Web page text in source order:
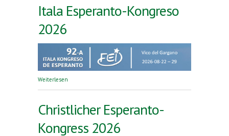
Itala Esperanto-Kongreso
2026
Weiterlesen
Christlicher Esperanto-
Kongress 2026